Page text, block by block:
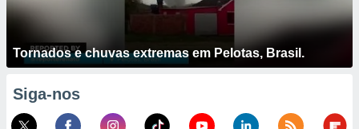
Tornados e chuvas extremas em Pelotas, Brasil.
Siga-nos